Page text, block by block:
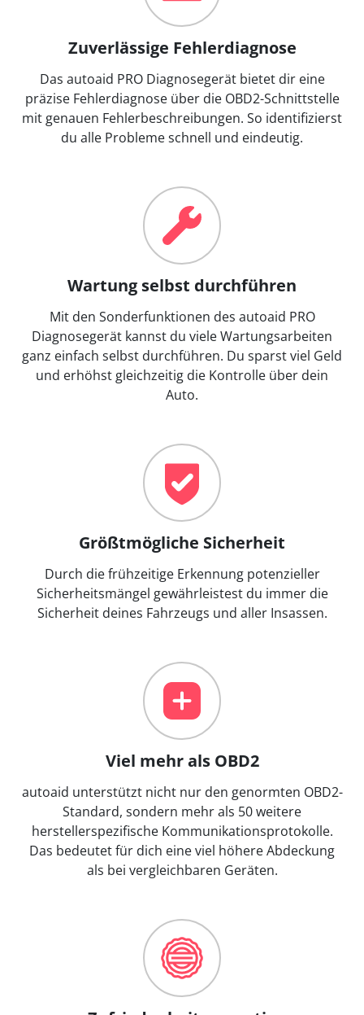
Zuverlässige Fehlerdiagnose
Das autoaid PRO Diagnosegerät bietet dir eine
präzise Fehlerdiagnose über die OBD2-Schnittstelle
mit genauen Fehlerbeschreibungen. So identifizierst
du alle Probleme schnell und eindeutig.
Wartung selbst durchführen
Mit den Sonderfunktionen des autoaid PRO
Diagnosegerät kannst du viele Wartungsarbeiten
ganz einfach selbst durchführen. Du sparst viel Geld
und erhöhst gleichzeitig die Kontrolle über dein
Auto.
Größtmögliche Sicherheit
Durch die frühzeitige Erkennung potenzieller
Sicherheitsmängel gewährleistest du immer die
Sicherheit deines Fahrzeugs und aller Insassen.
Viel mehr als OBD2
autoaid unterstützt nicht nur den genormten OBD2-
Standard, sondern mehr als 50 weitere
herstellerspezifische Kommunikationsprotokolle.
Das bedeutet für dich eine viel höhere Abdeckung
als bei vergleichbaren Geräten.